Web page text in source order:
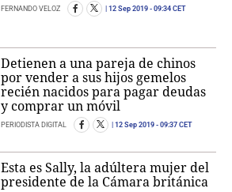
FERNANDO VELOZ 12 Sep 2019 - 09:34 CET
Detienen a una pareja de chinos
por vender a sus hijos gemelos
recién nacidos para pagar deudas
y comprar un móvil
PERIODISTA DIGITAL 12 Sep 2019 - 09:37 CET
Esta es Sally, la adúltera mujer del
presidente de la Cámara británica